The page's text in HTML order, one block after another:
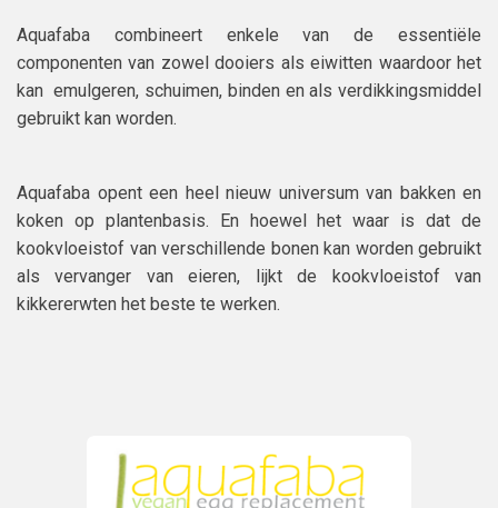
Aquafaba combineert enkele van de essentiële
componenten van zowel dooiers als eiwitten waardoor het
kan emulgeren, schuimen, binden en als verdikkingsmiddel
gebruikt kan worden.
Aquafaba opent een heel nieuw universum van bakken en
koken op plantenbasis. En hoewel het waar is dat de
kookvloeistof van verschillende bonen kan worden gebruikt
als vervanger van eieren, lijkt de kookvloeistof van
kikkererwten het beste te werken.